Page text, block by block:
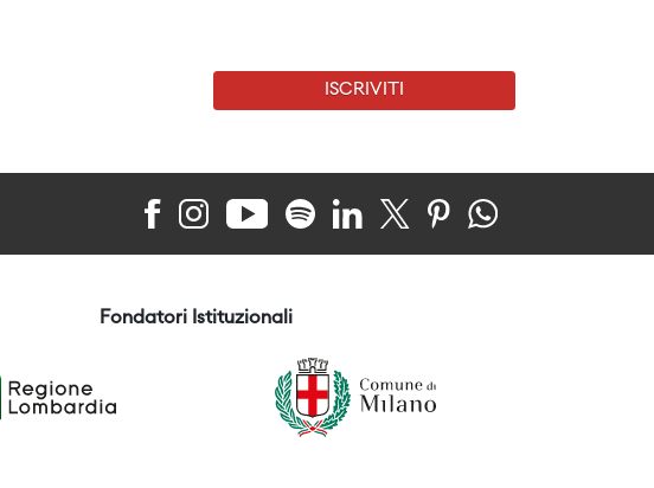
ISCRIVITI
Fondatori Istituzionali